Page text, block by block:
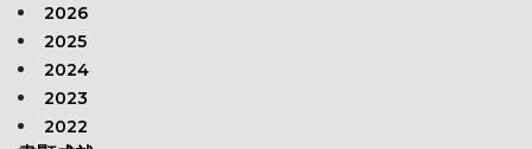
2026
2025
2024
2023
2022